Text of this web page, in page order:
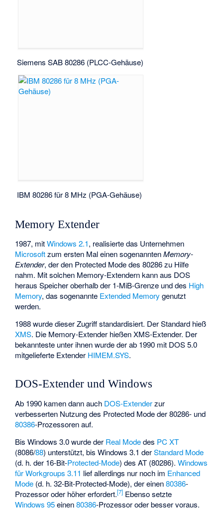
Siemens SAB 80286 (PLCC-Gehäuse)
IBM 80286 für 8 MHz (PGA-Gehäuse)
Memory Extender
1987, mitWindows 2.1, realisierte das Unternehmen
Microsoftzum ersten Mal einen sogenanntenMemory-
Extender, der den Protected Mode des 80286 zu Hilfe
nahm. Mit solchen Memory-Extendern kann aus DOS
heraus Speicher oberhalb der 1-MiB-Grenze und des High
Memory, das sogenannte Extended Memory genutzt
werden.
1988 wurde dieser Zugriff standardisiert. Der Standard hieß
XMS. Die Memory-Extender hießen XMS-Extender. Der
bekannteste unter ihnen wurde der ab 1990 mit DOS 5.0
mitgelieferte Extender HIMEM.SYS.
DOS-Extender und Windows
Ab 1990 kamen dann auch DOS-Extenderzur
verbesserten Nutzung des Protected Mode der 80286- und
80386-Prozessoren auf.
Bis Windows 3.0 wurde der Real Modedes PC XT
(8086/88) unterstützt, bis Windows 3.1 derStandard Mode
(d. h. der 16-Bit-Protected-Mode) des AT (80286).Windows
für Workgroups 3.11 lief allerdings nur noch im Enhanced
Mode (d. h. 32-Bit-Protected-Mode), der einen80386-
Prozessor oder höher erfordert.[7] Ebenso setzte
Windows 95einen80386-Prozessor oder besser voraus.